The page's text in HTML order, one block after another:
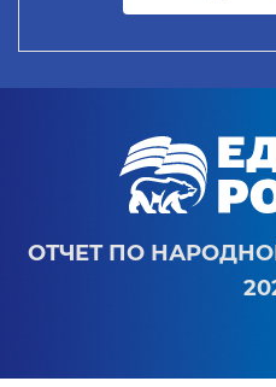
ОТЧЕТ ПО